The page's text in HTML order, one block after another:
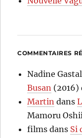
COMMENTAIRES
Nadine
Busan (2016)
Martin dans
Mamoru Oshii
films dans Si